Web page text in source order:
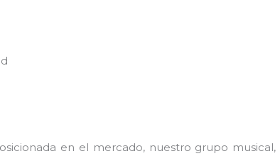
en el mercado, nuestro grupo musical,